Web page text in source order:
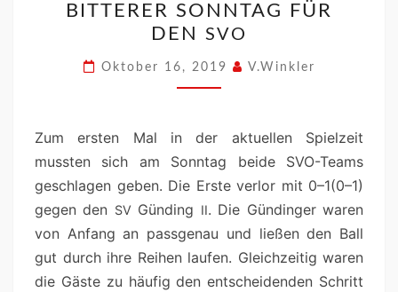
BITTERER SONNTAG FÜR
DEN SVO
Oktober 16, 2019 V.Winkler
Zum ersten Mal in der aktuellen Spielzeit
mussten sich am Son­ntag bei­de SVO-Teams
geschla­gen geben. Die Erste ver­lor mit 0–1(0–1)
gegen den SVGünd­ing II. Die Gündinger waren
von Anfang an pass­ge­nau und ließen den Ball
gut durch ihre Rei­hen laufen. Gle­ichzeit­ig waren
die Gäste zu häu­fig den entschei­den­den Schritt